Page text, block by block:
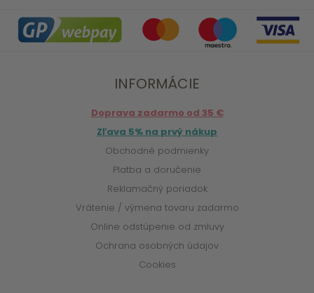
INFORMÁCIE
Doprava zadarmo od 35 €
Zľava 5% na prvý nákup
Obchodné podmienky
Platba a doručenie
Reklamačný poriadok
Vrátenie / výmena tovaru zadarmo
Online odstúpenie od zmluvy
Ochrana osobných údajov
Cookies